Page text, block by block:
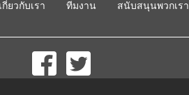
เกี่ยวกับเรา ทีมงาน สนับสนุนพวกเรา